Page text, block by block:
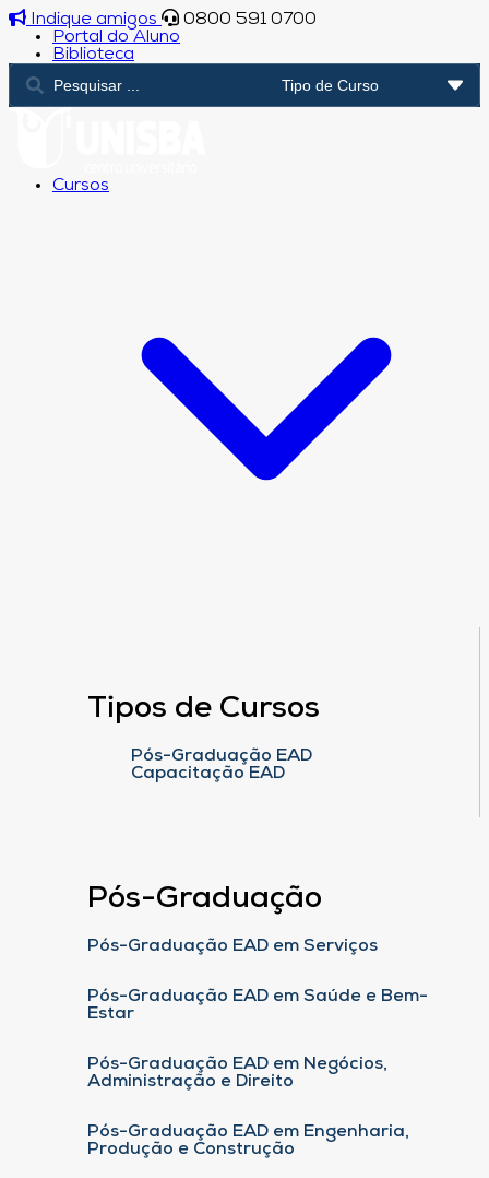
Indique amigos
0800 591 0700
Portal do Aluno
Biblioteca
Cursos
Tipos de Cursos
Pós-Graduação EAD
Capacitação EAD
Pós-Graduação
Pós-Graduação EAD em Serviços
Pós-Graduação EAD em Saúde e Bem-
Estar
Pós-Graduação EAD em Negócios,
Administração e Direito
Pós-Graduação EAD em Engenharia,
Produção e Construção